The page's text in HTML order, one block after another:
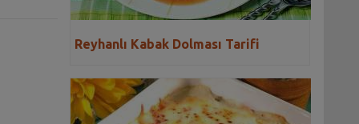
Reyhanlı Kabak Dolması Tarifi